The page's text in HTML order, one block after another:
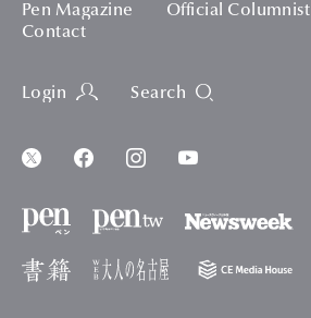
Pen Magazine Official Columnist
Contact
Login Search